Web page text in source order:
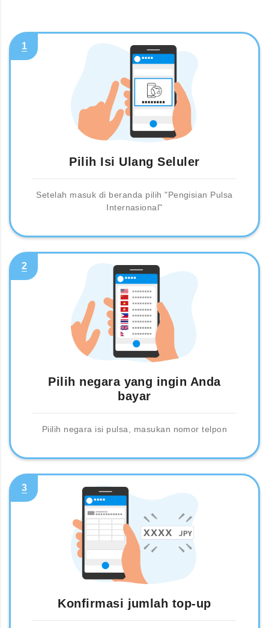
1
Pilih Isi Ulang Seluler
Setelah masuk di beranda pilih "Pengisian Pulsa
Internasional"
2
Pilih negara yang ingin Anda
bayar
Piilih negara isi pulsa, masukan nomor telpon
3
Konfirmasi jumlah top-up